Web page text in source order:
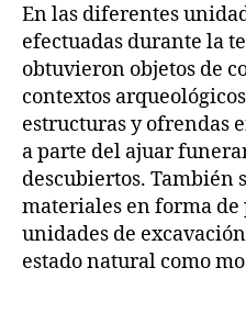
En las diferentes
efectuadas durante la
obtuvieron objetos de
contextos
estructuras y ofrendas
a parte del ajuar
descubiertos. También
materiales en forma de
unidades de
estado natural como